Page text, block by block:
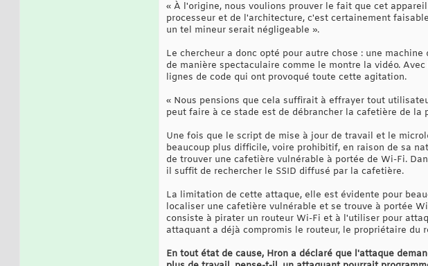
« À l'origine, nous voulions prouver le fait que cet
processeur et de l'architecture, c'est certainement
un tel mineur serait négligeable ».
Le chercheur a donc opté pour autre chose : une
de manière spectaculaire comme le montre la vidéo.
lignes de code qui ont provoqué toute cette agitation.
« Nous pensions que cela suffirait à effrayer tout
peut faire à ce stade est de débrancher la cafetière de la
Une fois que le script de mise à jour de travail et le
beaucoup plus difficile, voire prohibitif, en raison de sa
de trouver une cafetière vulnérable à portée de Wi-Fi.
il suffit de rechercher le SSID diffusé par la cafetière.
La limitation de cette attaque, elle est évidente pour
localiser une cafetière vulnérable et se trouve à portée
consiste à pirater un routeur Wi-Fi et à l'utiliser pour
attaquant a déjà compromis le routeur, le propriétaire du
En tout état de cause, Hron a déclaré que l'attaque